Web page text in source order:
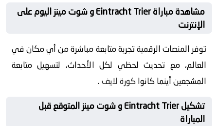
مشاهدة مباراة Eintracht Trier و شوت مينز اليوم على
الإنترنت
توفر المنصات الرقمية تجربة متابعة مباشرة من أي مكان في
العالم، مع تحديث لحظي لكل الأحداث، لتسهيل متابعة
المشجعين أينما كانواكورة لايف.
تشكيل Eintracht Trier و شوت مينز المتوقع قبل
المباراة